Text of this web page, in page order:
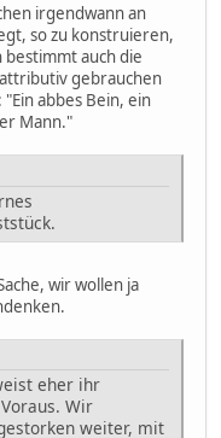
irgendwann an
so zu konstruieren,
auch die
gebrauchen
abbes Bein, ein
Mann."
wir wollen ja
eher ihr
Wir
weiter, mit